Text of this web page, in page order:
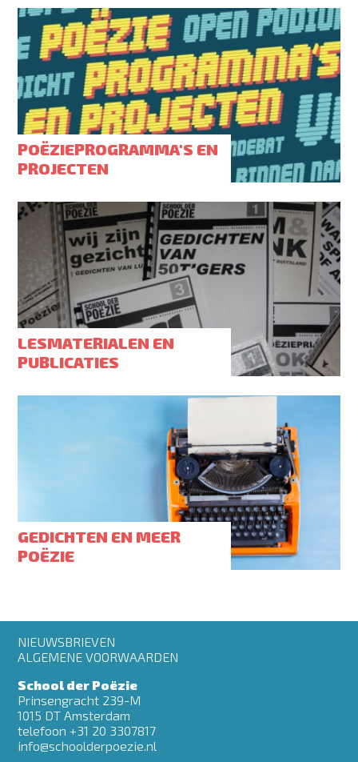
POËZIEPROGRAMMA'S EN
PROJECTEN
LESMATERIALEN EN
PUBLICATIES
GEDICHTEN EN MEER
POËZIE
Footer
menu
NIEUWSBRIEVEN
ALGEMENE VOORWAARDEN
School der Poëzie
Prinsengracht 239-M
1015 DT Amsterdam
telefoon +31 20 3307817
info@schoolderpoezie.nl